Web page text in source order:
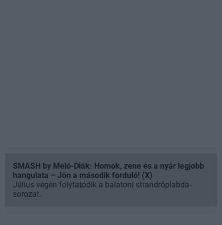
SMASH by Meló-Diák: Homok, zene és a nyár legjobb
hangulata – Jön a második forduló! (X)
Július végén folytatódik a balatoni strandröplabda-
sorozat.